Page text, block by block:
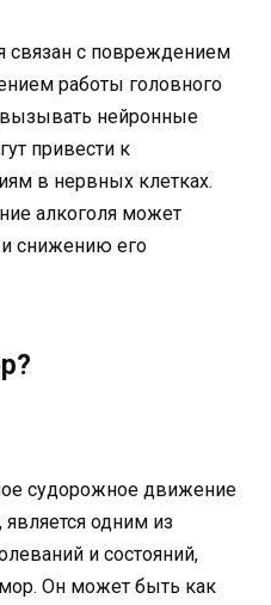
связан с повреждением
работы головного
нейронные
привести к
в нервных клетках.
алкоголя может
и снижению его
судорожное движение
является одним из
и состояний,
Он может быть как